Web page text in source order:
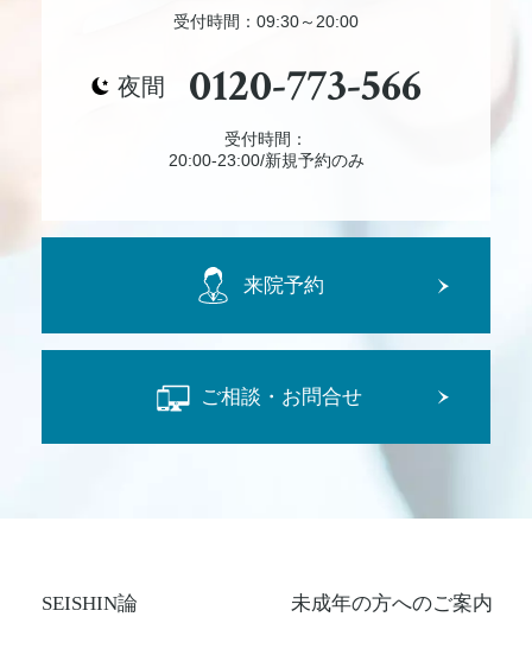
受付時間：09:30～20:00
夜間 0120-773-566
受付時間：
20:00-23:00/新規予約のみ
来院予約
ご相談・お問合せ
SEISHIN論 未成年の方へのご案内